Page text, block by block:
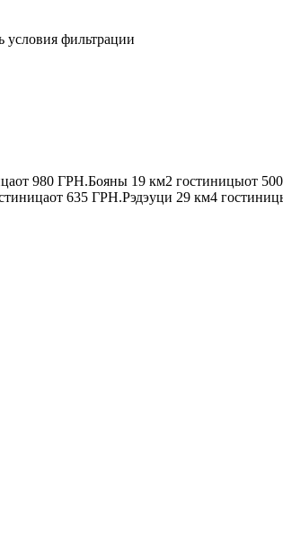
условия фильтрации
от 980 ГРН.Бояны 19 км2 гостиницыот
от 635 ГРН.Рэдэуци 29 км4